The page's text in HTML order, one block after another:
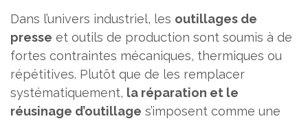
Dans l’univers industriel, les outillages de
presse et outils de production sont soumis à de
fortes contraintes mécaniques, thermiques ou
répétitives. Plutôt que de les remplacer
systématiquement, la réparation et le
réusinage d’outillage s’imposent comme une